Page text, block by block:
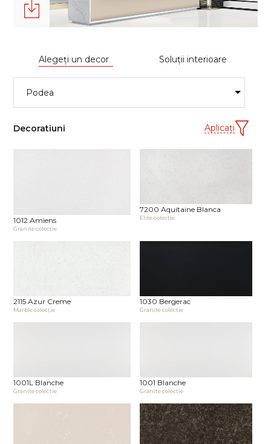
Alegeţi un decor Soluţii interioare
Decoratiuni Aplicaţi
1012 Amiens
Granite сolecţie
7200 Aquitaine Blanca
Elite сolecţie
2115 Azur Creme
Marble сolecţie
1030 Bergerac
Granite сolecţie
1001L Blanche
Granite сolecţie
1001 Blanche
Granite сolecţie